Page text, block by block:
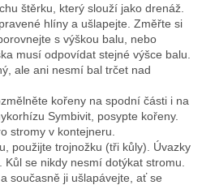
štěrku, který slouží jako drenáž.
hlíny a ušlapejte. Změřte si
s výškou balu, nebo
musí odpovídat stejné výšce balu.
ale ani nesmí bal trčet nad
kořeny na spodní části i na
Symbivit, posypte kořeny.
stromy v kontejneru.
použijte trojnožku (tři kůly). Úvazky
se nikdy nesmí dotýkat stromu.
současně ji ušlapávejte, ať se